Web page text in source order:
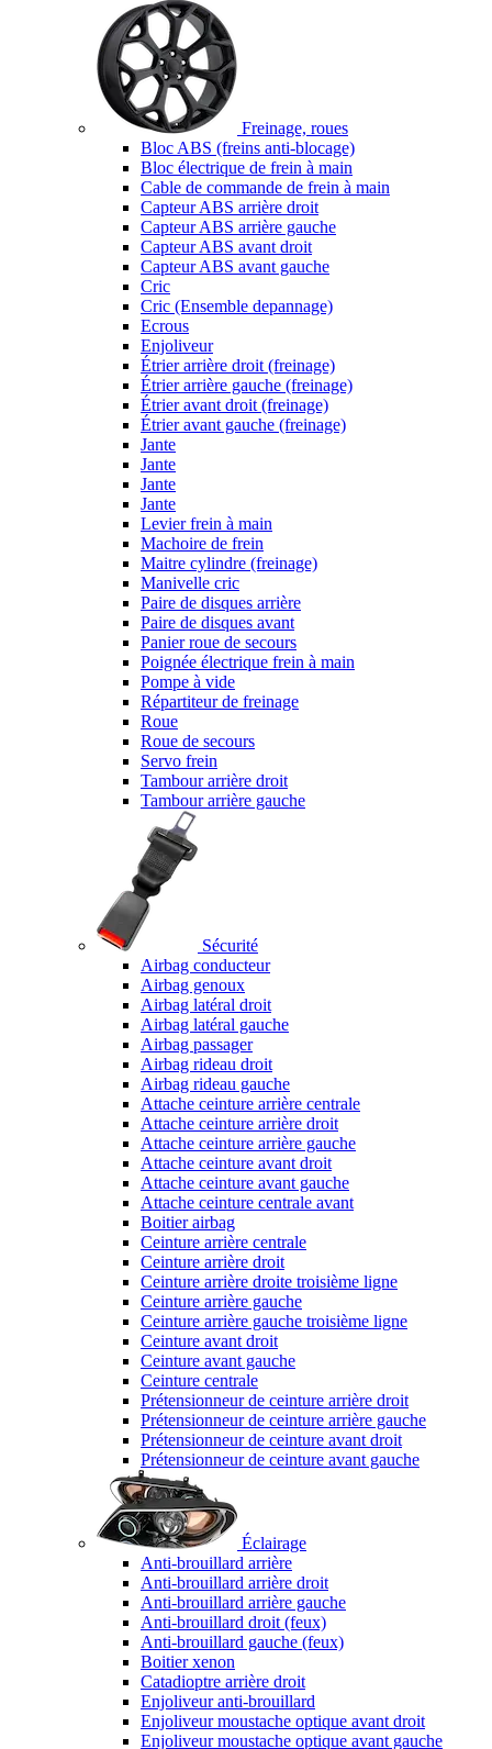
Freinage, roues
Bloc ABS (freins anti-blocage)
Bloc électrique de frein à main
Cable de commande de frein à main
Capteur ABS arrière droit
Capteur ABS arrière gauche
Capteur ABS avant droit
Capteur ABS avant gauche
Cric
Cric (Ensemble depannage)
Ecrous
Enjoliveur
Étrier arrière droit (freinage)
Étrier arrière gauche (freinage)
Étrier avant droit (freinage)
Étrier avant gauche (freinage)
Jante
Jante
Jante
Jante
Levier frein à main
Machoire de frein
Maitre cylindre (freinage)
Manivelle cric
Paire de disques arrière
Paire de disques avant
Panier roue de secours
Poignée électrique frein à main
Pompe à vide
Répartiteur de freinage
Roue
Roue de secours
Servo frein
Tambour arrière droit
Tambour arrière gauche
Sécurité
Airbag conducteur
Airbag genoux
Airbag latéral droit
Airbag latéral gauche
Airbag passager
Airbag rideau droit
Airbag rideau gauche
Attache ceinture arrière centrale
Attache ceinture arrière droit
Attache ceinture arrière gauche
Attache ceinture avant droit
Attache ceinture avant gauche
Attache ceinture centrale avant
Boitier airbag
Ceinture arrière centrale
Ceinture arrière droit
Ceinture arrière droite troisième ligne
Ceinture arrière gauche
Ceinture arrière gauche troisième ligne
Ceinture avant droit
Ceinture avant gauche
Ceinture centrale
Prétensionneur de ceinture arrière droit
Prétensionneur de ceinture arrière gauche
Prétensionneur de ceinture avant droit
Prétensionneur de ceinture avant gauche
Éclairage
Anti-brouillard arrière
Anti-brouillard arrière droit
Anti-brouillard arrière gauche
Anti-brouillard droit (feux)
Anti-brouillard gauche (feux)
Boitier xenon
Catadioptre arrière droit
Enjoliveur anti-brouillard
Enjoliveur moustache optique avant droit
Enjoliveur moustache optique avant gauche